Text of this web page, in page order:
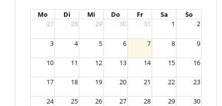
Mo Di Mi Do Fr Sa
So
27
28 29 30 31 1 2
3 4 5 6 7 8 9
10 11 12 13 14 15 16
17 18 19 20 21 22 23
24 25 26 27 28 29 30